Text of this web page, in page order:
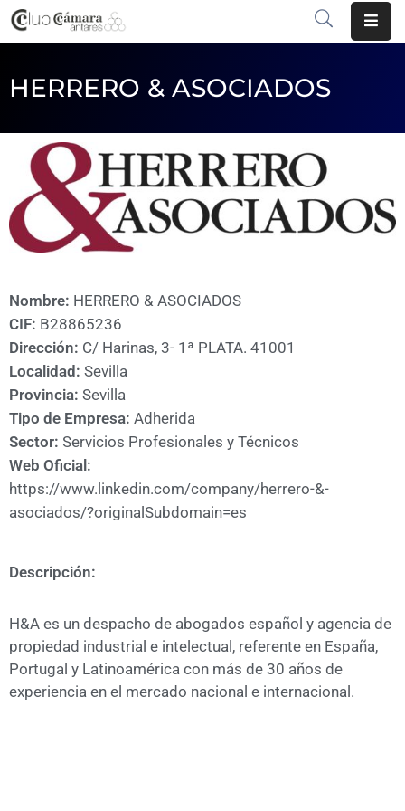
INICIO
CENTRO
DE
NEGOCIOS
COMUNICACIÓN
EMPRESAS
VOLVER
A
CÁMARA
HERRERO & ASOCIADOS
Nombre: HERRERO & ASOCIADOS
CIF: B28865236
Dirección: C/ Harinas, 3- 1ª PLATA. 41001
Localidad: Sevilla
Provincia: Sevilla
Tipo de Empresa: Adherida
Sector: Servicios Profesionales y Técnicos
Web Oficial:
https://www.linkedin.com/company/herrero-&-
asociados/?originalSubdomain=es
Descripción:
H&A es un despacho de abogados español y agencia de
propiedad industrial e intelectual, referente en España,
Portugal y Latinoamérica con más de 30 años de
experiencia en el mercado nacional e internacional.